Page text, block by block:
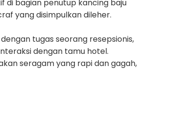
di bagian penutup kancing baju
yang disimpulkan dileher.
tugas seorang resepsionis,
dengan tamu hotel.
seragam yang rapi dan gagah,